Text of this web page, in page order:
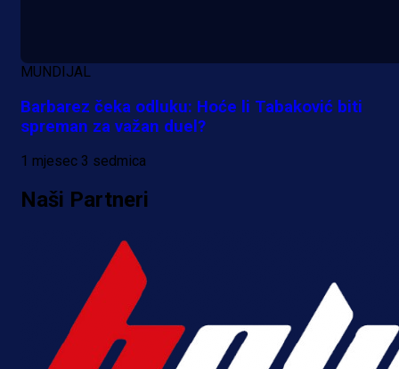
1 dan 4 h
Više vijesti
MUNDIJAL
Barbarez čeka odluku: Hoće li Tabaković biti
spreman za važan duel?
1 mjesec 3 sedmica
Naši Partneri